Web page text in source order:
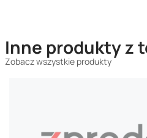
Inne produkty z
Zobacz wszystkie produkty